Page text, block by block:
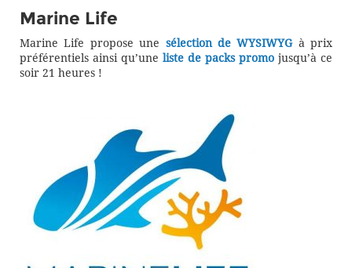
Marine Life
Marine Life propose une sélection de WYSIWYGà prix
préférentiels ainsi qu’une liste de packs promo jusqu’à ce
soir 21 heures !